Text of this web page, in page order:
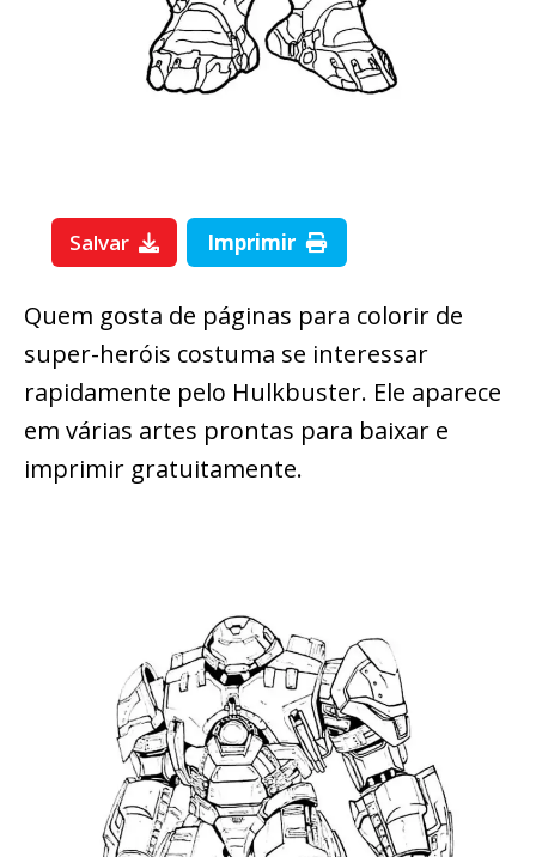
Salvar Imprimir
Quem gosta de páginas para colorir de
super-heróis costuma se interessar
rapidamente pelo Hulkbuster. Ele aparece
em várias artes prontas para baixar e
imprimir gratuitamente.